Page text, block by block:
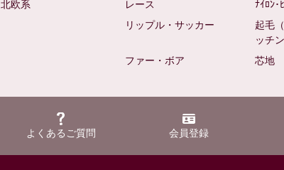
北欧系
レース
ﾅｲﾛﾝ･
リップル・サッカー
起毛
ッチ
ファー・ボア 芯地
よくあるご質問 会員登録